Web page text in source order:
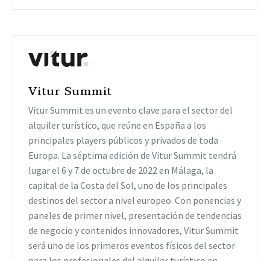
Vitur Summit
Vitur Summit es un evento clave para el sector del
alquiler turístico, que reúne en España a los
principales players públicos y privados de toda
Europa. La séptima edición de Vitur Summit tendrá
lugar el 6 y 7 de octubre de 2022 en Málaga, la
capital de la Costa del Sol, uno de los principales
destinos del sector a nivel europeo. Con ponencias y
paneles de primer nivel, presentación de tendencias
de negocio y contenidos innovadores, Vitur Summit
será uno de los primeros eventos físicos del sector